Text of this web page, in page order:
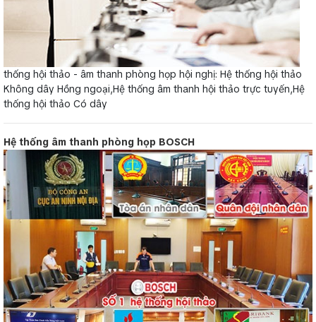
thống hội thảo - âm thanh phòng họp hội nghị: Hệ thống hội thảo
Không dây Hồng ngoại,Hệ thống âm thanh hội thảo trực tuyến,Hệ
thống hội thảo Có dây
Hệ thống âm thanh phòng họp BOSCH